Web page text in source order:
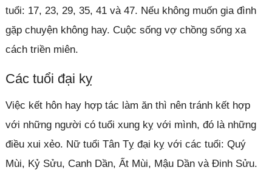
tuổi: 17, 23, 29, 35, 41 và 47. Nếu không muốn gia đình
gặp chuyện không hay. Cuộc sống vợ chồng sống xa
cách triền miên.
Các tuổi đại kỵ
Việc kết hôn hay hợp tác làm ăn thì nên tránh kết hợp
với những người có tuổi xung kỵ với mình, đó là những
điều xui xẻo. Nữ tuổi Tân Tỵ đại kỵ với các tuổi: Quý
Mùi, Kỷ Sửu, Canh Dần, Ất Mùi, Mậu Dần và Đinh Sửu.